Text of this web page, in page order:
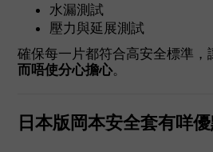
水漏測試
壓力與延展測試
確保每一片都符合高安全標準，
而唔使分心擔心。
日本版岡本安全套有咩優